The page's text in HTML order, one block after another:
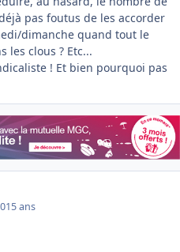
pas foutus de les accorder
dimanche quand tout le
les clous ? Etc...
! Et bien pourquoi pas
15 ans